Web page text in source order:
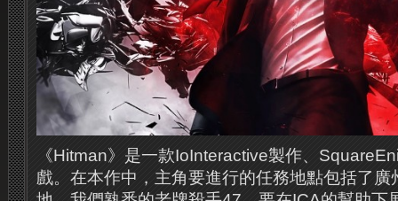
《Hitman》是一款IoInteractive製作、
戲。在本作中，主角要進行的任務地點包括了廣